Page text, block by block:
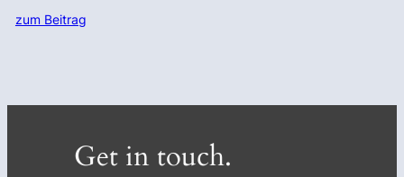
zum Beitrag
Get in touch.